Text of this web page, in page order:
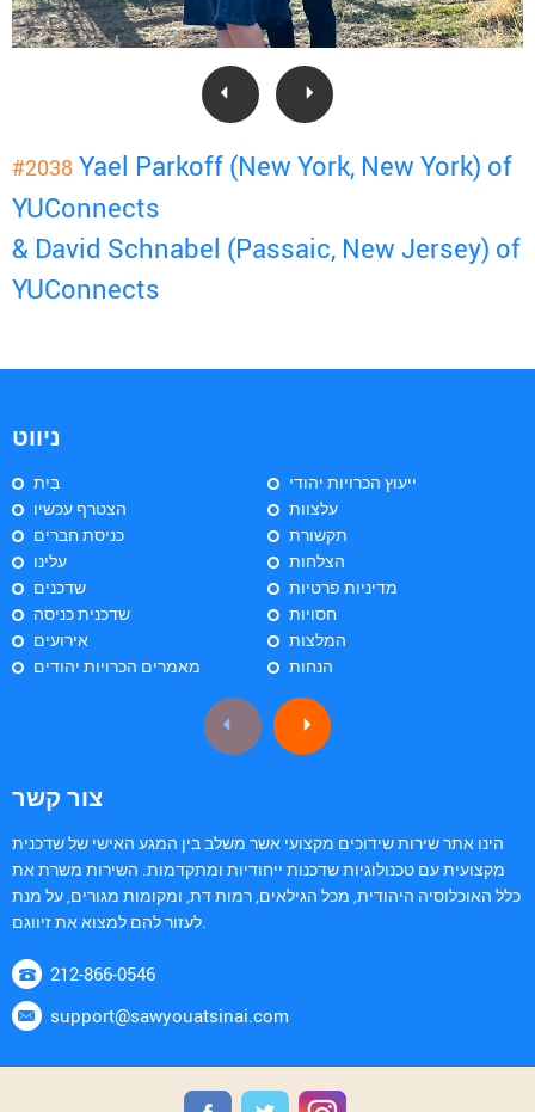
#2038 Yael Parkoff (New York, New York) of
YUConnects
& David Schnabel (Passaic, New Jersey) of
YUConnects
ניווט
בַּיִת
הצטרף עכשיו
כניסת חברים
עלינו
שדכנים
שדכנית כניסה
אירועים
מאמרים הכרויות יהודים
ייעוץ הכרויות יהודי
עלצוות
תקשורת
הצלחות
מדיניות פרטיות
חסויות
המלצות
הנחות
צור קשר
הינו אתר שירות שידוכים מקצועי אשר משלב בין המגע האישי של שדכנית
מקצועית עם טכנולוגיות שדכנות ייחודיות ומתקדמות. השירות משרת את
כלל האוכלוסיה היהודית, מכל הגילאים, רמות דת, ומקומות מגורים, על מנת
לעזור להם למצוא את זיווגם.
212-866-0546
support@sawyouatsinai.com